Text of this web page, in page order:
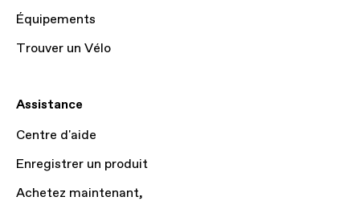
Équipements
Trouver un Vélo
Assistance
Centre d'aide
Enregistrer un produit
Achetez maintenant,